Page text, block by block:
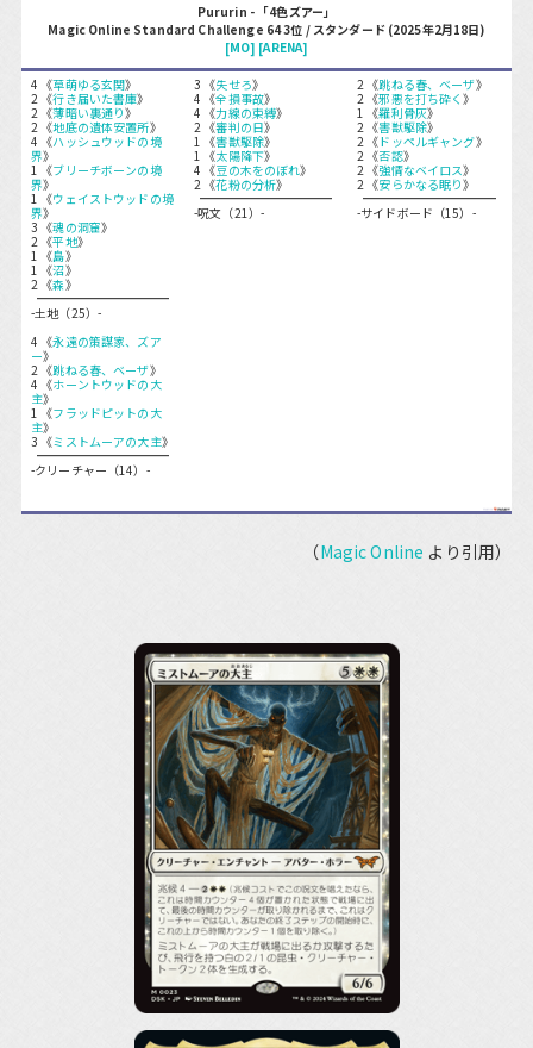
Pururin - 「4色ズアー」
Magic Online Standard Challenge 64 3位 / スタンダード (2025年2月18日)
[MO] [ARENA]
4 《草萌ゆる玄関》
2 《行き届いた書庫》
2 《薄暗い裏通り》
2 《地底の遺体安置所》
4 《ハッシュウッドの境
界》
1 《ブリーチボーンの境
界》
1 《ウェイストウッドの境
界》
3 《魂の洞窟》
2 《平地》
1 《島》
1 《沼》
2 《森》
-土地（25）-
4 《永遠の策謀家、ズア
ー》
2 《跳ねる春、ベーザ》
4 《ホーントウッドの大
主》
1 《フラッドピットの大
主》
3 《ミストムーアの大主》
-クリーチャー（14）-
3 《失せろ》
4 《全損事故》
4 《力線の束縛》
2 《審判の日》
1 《害獣駆除》
1 《太陽降下》
4 《豆の木をのぼれ》
2 《花粉の分析》
-呪文（21）-
2 《跳ねる春、ベーザ》
2 《邪悪を打ち砕く》
1 《羅利骨灰》
2 《害獣駆除》
2 《ドッペルギャング》
2 《否認》
2 《強情なベイロス》
2 《安らかなる眠り》
-サイドボード（15）-
（Magic Online より引用）